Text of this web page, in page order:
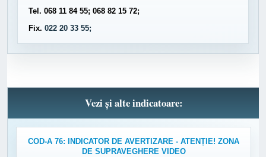
Tel. 068 11 84 55; 068 82 15 72;
Fix. 022 20 33 55;
Vezi și alte indicatoare:
COD-A 76: INDICATOR DE AVERTIZARE - ATENȚIE! ZONA
DE SUPRAVEGHERE VIDEO